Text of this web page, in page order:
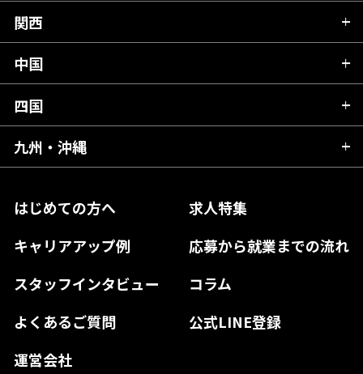
はじめての方へ
求人特集
キャリアアップ例
応募から就業までの流れ
スタッフインタビュー
コラム
よくあるご質問
公式LINE登録
運営会社
岩手県
宮城県
福島県
群馬県
千葉県
東京都
神奈川県
富山県
石川県
山梨県
長野県
岐阜県
静岡県
愛知県
関西
滋賀県
京都府
大阪府
奈良県
和歌山県
中国
広島県
岡山県
島根県
山口県
四国
愛媛県
徳島県
九州・沖縄
熊本県